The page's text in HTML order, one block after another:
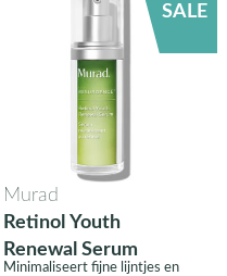
SALE
Murad
Retinol Youth
Renewal Serum
Minimaliseert fijne lijntjes en